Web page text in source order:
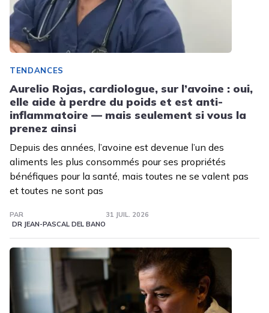
TENDANCES
Aurelio Rojas, cardiologue, sur l’avoine : oui,
elle aide à perdre du poids et est anti-
inflammatoire — mais seulement si vous la
prenez ainsi
Depuis des années, l’avoine est devenue l’un des
aliments les plus consommés pour ses propriétés
bénéfiques pour la santé, mais toutes ne se valent pas
et toutes ne sont pas
PAR
DR JEAN-PASCAL DEL BANO
31 JUIL. 2026